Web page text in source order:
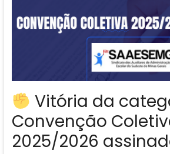
MG
Vitória da
Convenção
2025/2026